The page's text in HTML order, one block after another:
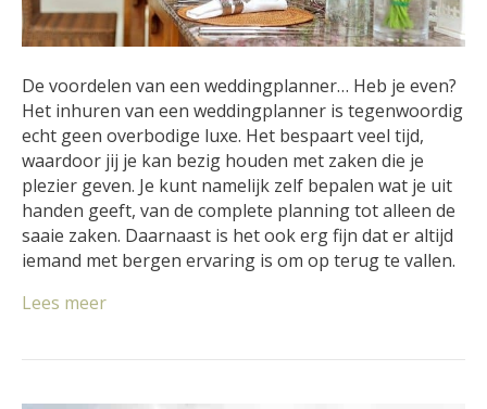
De voordelen van een weddingplanner… Heb je even?
Het inhuren van een weddingplanner is tegenwoordig
echt geen overbodige luxe. Het bespaart veel tijd,
waardoor jij je kan bezig houden met zaken die je
plezier geven. Je kunt namelijk zelf bepalen wat je uit
handen geeft, van de complete planning tot alleen de
saaie zaken. Daarnaast is het ook erg fijn dat er altijd
iemand met bergen ervaring is om op terug te vallen.
Lees meer